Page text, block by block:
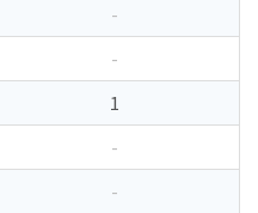
-
-
1
-
-